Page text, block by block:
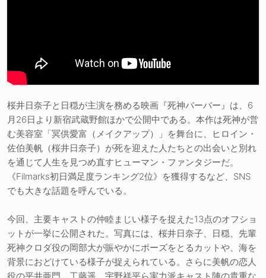
桜井日奈子と日穏が主演を務める映画『死神バーバー』は、6
月26日より新宿武蔵野館ほかで公開中である。本作は死神が営
む美容室「冥供愛富（メイクアップ）」を舞台に、ヒロイン・
佐伯美帆（桜井日奈子）が死を迎えた人たちとの出会いと別れ
を通じて人生を見つめ直すヒューマン・ファンタジーだ。
《Filmarks初日満足度ランキング2位》を獲得するなど、SNS
でも大きな話題を呼んでいる。
今回、主要キャストの仲睦まじい様子を捉えた13点のオフショ
ットが一挙に公開された。写真には、桜井日奈子、日穏、先輩
死神クロダ役の岡部大が賑やかにポーズをとるカットや、海を
背景におどけている様子が捉えられている。さらに美帆の恋人